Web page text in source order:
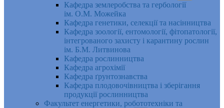
Кафедра землеробства та гербології
ім. О.М. Можейка
Кафедра генетики, селекції та насінництва
Кафедра зоології, ентомології, фітопатології,
інтегрованого захисту і карантину рослин
ім. Б.М. Литвинова
Кафедра рослинництва
Кафедра агрохімії
Кафедра ґрунтознавства
Кафедра плодовочівництва і зберігання
продукції рослинництва
Факультет енергетики, робототехніки та